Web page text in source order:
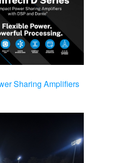
Sharing Amplifiers